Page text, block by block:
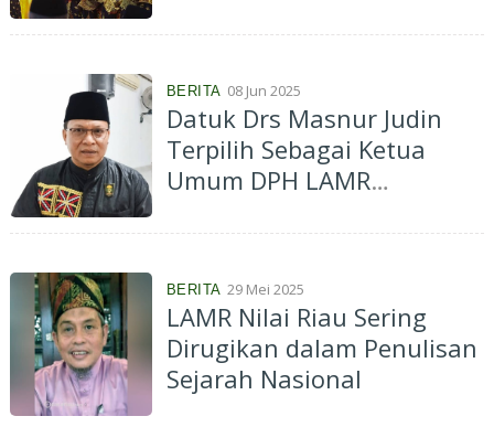
BERITA 08 Jun 2025
Datuk Drs Masnur Judin
Terpilih Sebagai Ketua
Umum DPH LAMR
BERITA 29 Mei 2025
LAMR Nilai Riau Sering
Dirugikan dalam Penulisan
Sejarah Nasional